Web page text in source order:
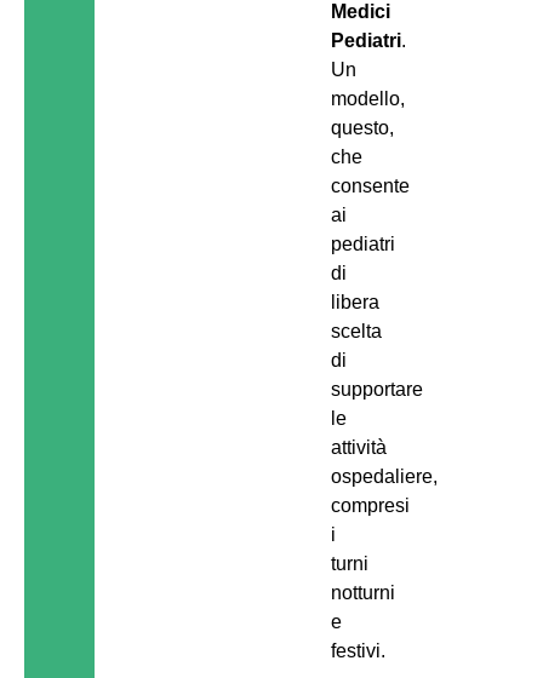
Medici
Pediatri.
Un
modello,
questo,
che
consente
ai
pediatri
di
libera
scelta
di
supportare
le
attività
ospedaliere,
compresi
i
turni
notturni
e
festivi.